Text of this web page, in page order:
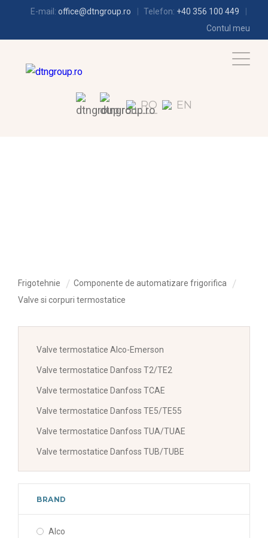
E-mail: office@dtngroup.ro Telefon: +40 356 100 449
Contul meu
RO EN
Frigotehnie
Componente de automatizare frigorifica
Valve si corpuri termostatice
Valve termostatice Alco-Emerson
Valve termostatice Danfoss T2/TE2
Valve termostatice Danfoss TCAE
Valve termostatice Danfoss TE5/TE55
Valve termostatice Danfoss TUA/TUAE
Valve termostatice Danfoss TUB/TUBE
BRAND
Alco